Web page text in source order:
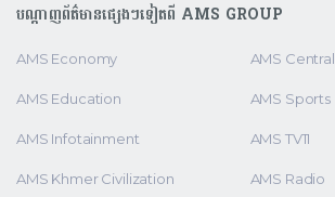
បណ្តាញព័ត៌មានផ្សេងៗទៀតពី AMS GROUP
AMS Economy
AMS Education
AMS Infotainment
AMS Khmer Civilization
AMS Central
AMS Sports
AMS TV11
AMS Radio